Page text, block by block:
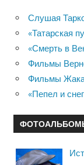
Слушая
«Татарская
«Смерть в
Фильмы
Фильмы
«Пепел и